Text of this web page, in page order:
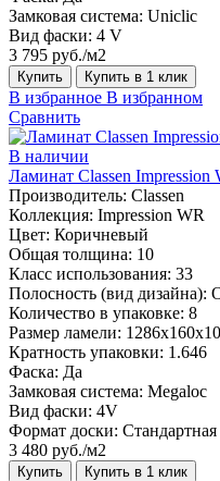
Замковая система: Uniclic
Вид фаски: 4 V
3 795 руб./м2
Купить Купить в 1 клик
В избранное В избранном
Сравнить
В наличии
Ламинат Classen
Производитель: Classen
Коллекция: Impression WR
Цвет: Коричневый
Общая толщина: 10
Класс использования: 33
Полосность (вид дизайна):
Количество в упаковке: 8
Размер ламели: 1286х160х10
Кратность упаковки: 1.646
Фаска: Да
Замковая система: Megaloc
Вид фаски: 4V
Формат доски: Стандартная
3 480 руб./м2
Купить Купить в 1 клик